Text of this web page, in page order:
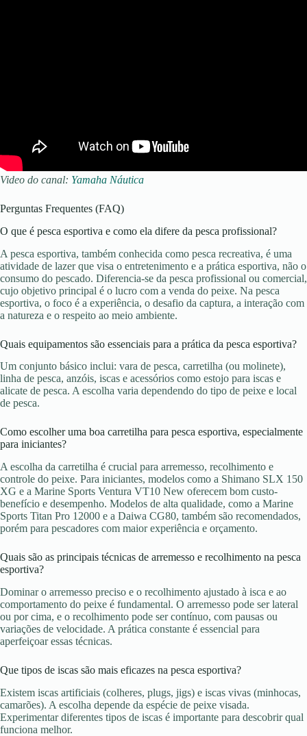
Video do canal: Yamaha Náutica
Perguntas Frequentes (FAQ)
O que é pesca esportiva e como ela difere da pesca profissional?
A pesca esportiva, também conhecida como pesca recreativa, é uma
atividade de lazer que visa o entretenimento e a prática esportiva, não o
consumo do pescado. Diferencia-se da pesca profissional ou comercial,
cujo objetivo principal é o lucro com a venda do peixe. Na pesca
esportiva, o foco é a experiência, o desafio da captura, a interação com
a natureza e o respeito ao meio ambiente.
Quais equipamentos são essenciais para a prática da pesca esportiva?
Um conjunto básico inclui: vara de pesca, carretilha (ou molinete),
linha de pesca, anzóis, iscas e acessórios como estojo para iscas e
alicate de pesca. A escolha varia dependendo do tipo de peixe e local
de pesca.
Como escolher uma boa carretilha para pesca esportiva, especialmente
para iniciantes?
A escolha da carretilha é crucial para arremesso, recolhimento e
controle do peixe. Para iniciantes, modelos como a Shimano SLX 150
XG e a Marine Sports Ventura VT10 New oferecem bom custo-
benefício e desempenho. Modelos de alta qualidade, como a Marine
Sports Titan Pro 12000 e a Daiwa CG80, também são recomendados,
porém para pescadores com maior experiência e orçamento.
Quais são as principais técnicas de arremesso e recolhimento na pesca
esportiva?
Dominar o arremesso preciso e o recolhimento ajustado à isca e ao
comportamento do peixe é fundamental. O arremesso pode ser lateral
ou por cima, e o recolhimento pode ser contínuo, com pausas ou
variações de velocidade. A prática constante é essencial para
aperfeiçoar essas técnicas.
Que tipos de iscas são mais eficazes na pesca esportiva?
Existem iscas artificiais (colheres, plugs, jigs) e iscas vivas (minhocas,
camarões). A escolha depende da espécie de peixe visada.
Experimentar diferentes tipos de iscas é importante para descobrir qual
funciona melhor.